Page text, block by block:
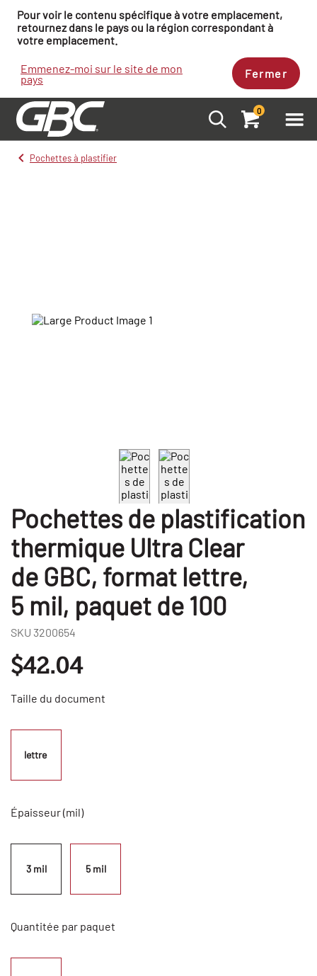
Pour voir le contenu spécifique à votre emplacement,
retournez dans le pays ou la région correspondant à
votre emplacement.
Emmenez-moi sur le site de mon
pays Fermer
0
Pochettes à plastifier
Pochettes de plastification
thermique Ultra Clear
de GBC, format lettre,
5 mil, paquet de 100
SKU 3200654
$42.04
Taille du document
lettre
Épaisseur (mil)
3 mil 5 mil
Quantitée par paquet